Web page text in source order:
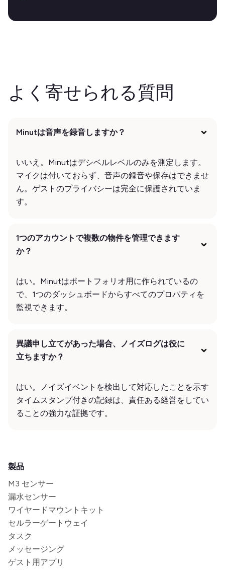
よく寄せられる質問
Minutは音声を録音しますか？
いいえ。Minutはデシベルレベルのみを測定します。
マイクは付いておらず、音声の録音や保存はできませ
ん。ゲストのプライバシーは完全に保護されていま
す。
1つのアカウントで複数の物件を管理できます
か？
はい。Minutはポートフォリオ用に作られているの
で、1つのダッシュボードからすべてのプロパティを
監視できます。
異議申し立てがあった場合、ノイズログは役に
立ちますか？
はい。ノイズイベントを検出して対応したことを示す
タイムスタンプ付きの記録は、責任ある経営をしてい
ることの強力な証拠です。
製品
M3 センサー
漏水センサー
ワイヤードマウントキット
セルラーゲートウェイ
タスク
メッセージング
ゲスト用アプリ